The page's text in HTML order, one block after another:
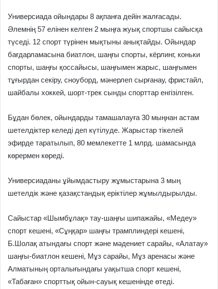
Универсиада ойындары 8 ақ­панға дейін жалғасады.
Әлемнің 57 елінен келген 2 мыңға жуық спортшы сайысқа
түседі. 12 спорт түрінен мықтыны анықтайды. Ойындар
бағдарламасына биатлон, шаңғы спорты, кёрлинг, коньки
спорты, шаңғы қоссайысы, шаңғымен жарыс, шаңғымен
тұғырдан секіру, сноуборд, мәнерлеп сырғанау, фрис­­тайл,
шайбалы хоккей, шорт-трек сынды спорттар енгізілген.
Бұдан бөлек, ойындарды тамашалауға 30 мыңнан астам
шетелдіктер келеді деп күтілуде. Жарыстар тікелей
эфирде таратылып, 80 мемлекетте 1 млрд. шамасында
көрермен көреді.
Универсиаданы ұйымдастыру жұмыстарына 3 мың
шетелдік және қазақстандық еріктілер жұмылдырылды.
Сайыстар «Шымбұлақ» тау­-шаңғы шипажайы, «Медеу»
спорт кешені, «Сұңқар» шаңғы трамплиндері кешені,
Б.Шолақ атындағы спорт және мәдениет сарайы, «Алатау»
шаңғы-биатлон ке­шені, Мұз сарайы, Мұз аренасы және
Алматының орталығындағы уақытша спорт кешені,
«Табаған» спорттық ойын-сауық кешенінде өтеді.